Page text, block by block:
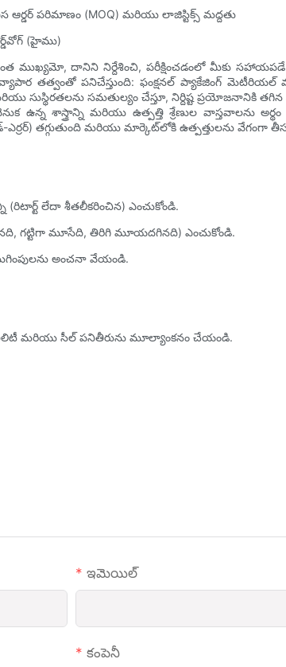
పరిమాణం (MOQ) మరియు లాజిస్టిక్స్ మద్దతు
(హైము)
ముఖ్యమో, దానిని నిర్దేశించి, పరీక్షించడంలో మీకు
తత్వంతో పనిచేస్తుంది: ఫంక్షనల్ ప్యాకేజింగ్ మెటీరియల్
సమతుల్యం చేస్తూ, నిర్దిష్ట ప్రయోజనానికి
ఉన్న శాస్త్రాన్ని మరియు ఉత్పత్తి శ్రేణుల వాస్తవాలను
తగ్గుతుంది మరియు మార్కెట్‌లోకి ఉత్పత్తులను వేగంగా
లేదా శీతలీకరించిన) ఎంచుకోండి.
గట్టిగా మూసేది, తిరిగి మూయదగినది) ఎంచుకోండి.
అంచనా వేయండి.
మరియు సీల్ పనితీరును మూల్యాంకనం చేయండి.
ఇమెయిల్
కంపెనీ